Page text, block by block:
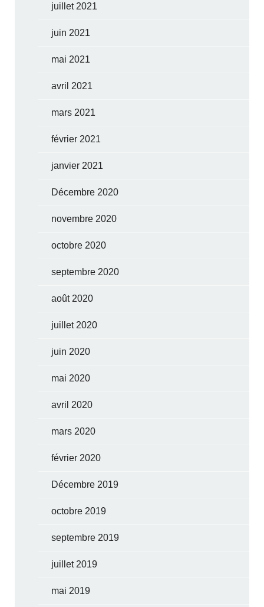
juillet 2021
juin 2021
mai 2021
avril 2021
mars 2021
février 2021
janvier 2021
Décembre 2020
novembre 2020
octobre 2020
septembre 2020
août 2020
juillet 2020
juin 2020
mai 2020
avril 2020
mars 2020
février 2020
Décembre 2019
octobre 2019
septembre 2019
juillet 2019
mai 2019